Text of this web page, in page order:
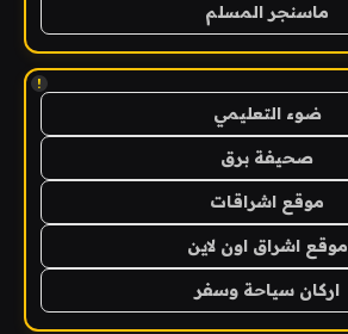
ماسنجر المسلم
!
ضوء التعليمي
صحيفة برق
موقع اشراقات
موقع اشراق اون لاين
اركان سياحة وسفر